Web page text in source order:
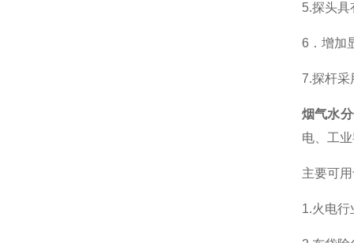
5.探头
6．增加
7.探杆
烟气水
电、工
主要可
1.火电